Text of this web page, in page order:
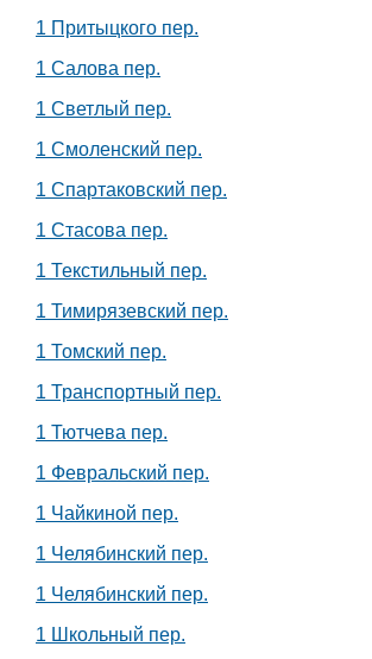
1 Притыцкого пер.
1 Салова пер.
1 Светлый пер.
1 Смоленский пер.
1 Спартаковский пер.
1 Стасова пер.
1 Текстильный пер.
1 Тимирязевский пер.
1 Томский пер.
1 Транспортный пер.
1 Тютчева пер.
1 Февральский пер.
1 Чайкиной пер.
1 Челябинский пер.
1 Челябинский пер.
1 Школьный пер.